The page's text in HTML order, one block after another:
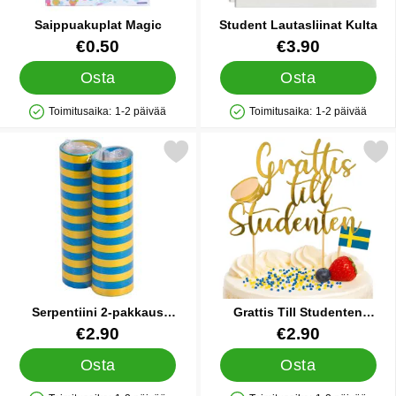
Saippuakuplat Magic
Tuote.nro 12437
€0.50
Osta
Saatavuus: Varastossa
Toimitusaika: 1-2 päivää
Student Lautasliinat Kulta
Tuote.nro 27846
€3.90
Osta
Saatavuus: Varastossa
Toimitusaika: 1-2 päivää
Serpentiini 2-pakkaus
Sininen/Keltainen
Tuote.nro 10941
€2.90
Osta
serpentiini 2-pakkaus Sininen/Keltainen suosikiksi
Grattis Till Studenten
Kakkukoriste
Tuote.nro 27851
€2.90
Osta
Merkitse grattis Till